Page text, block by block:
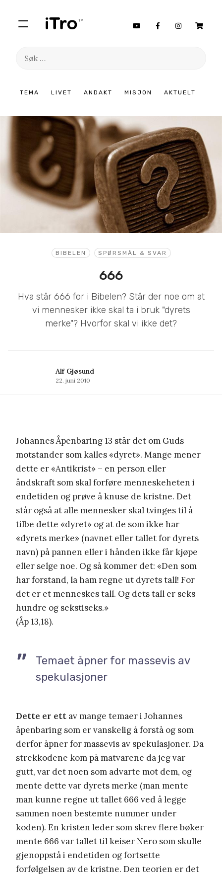
TEMA LIVET ANDAKT MISJON AKTUELT
Søk
innhold
BIBELEN SPØRSMÅL & SVAR
666
Hva står 666 for i Bibelen? Står der noe om at
vi mennesker ikke skal ta i bruk "dyrets
merke"? Hvorfor skal vi ikke det?
Alf Gjøsund
22. juni 2010
Johannes Åpenbaring 13 står det om Guds
motstander som kalles «dyret». Mange mener
dette er «Antikrist» – en person eller
åndskraft som skal forføre menneskeheten i
endetiden og prøve å knuse de kristne. Det
står også at alle mennesker skal tvinges til å
tilbe dette «dyret» og at de som ikke har
«dyrets merke» (navnet eller tallet for dyrets
navn) på pannen eller i hånden ikke får kjøpe
eller selge noe. Og så kommer det: «Den som
har forstand, la ham regne ut dyrets tall! For
det er et menneskes tall. Og dets tall er seks
hundre og sekstiseks.»
(Åp 13,18).
Temaet åpner for massevis av
spekulasjoner
Dette er ett av mange temaer i Johannes
åpenbaring som er vanskelig å forstå og som
derfor åpner for massevis av spekulasjoner. Da
strekkodene kom på matvarene da jeg var
gutt, var det noen som advarte mot dem, og
mente dette var dyrets merke (man mente
man kunne regne ut tallet 666 ved å legge
sammen noen bestemte nummer under
koden). En kristen leder som skrev flere bøker
mente 666 var tallet til keiser Nero som skulle
gjenoppstå i endetiden og fortsette
forfølgelsen av de kristne. Den teorien er det